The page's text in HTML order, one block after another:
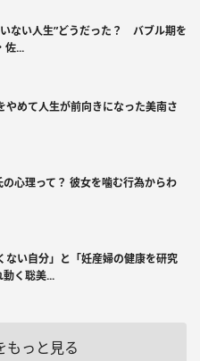
いない人生”どうだった？ バブル期を
佐...
やめて人生が前向きになった美南さ
心理って？ 彼女を噛む行為からわ
ない自分」と「妊産婦の健康を研究
く聡美...
もっと見る